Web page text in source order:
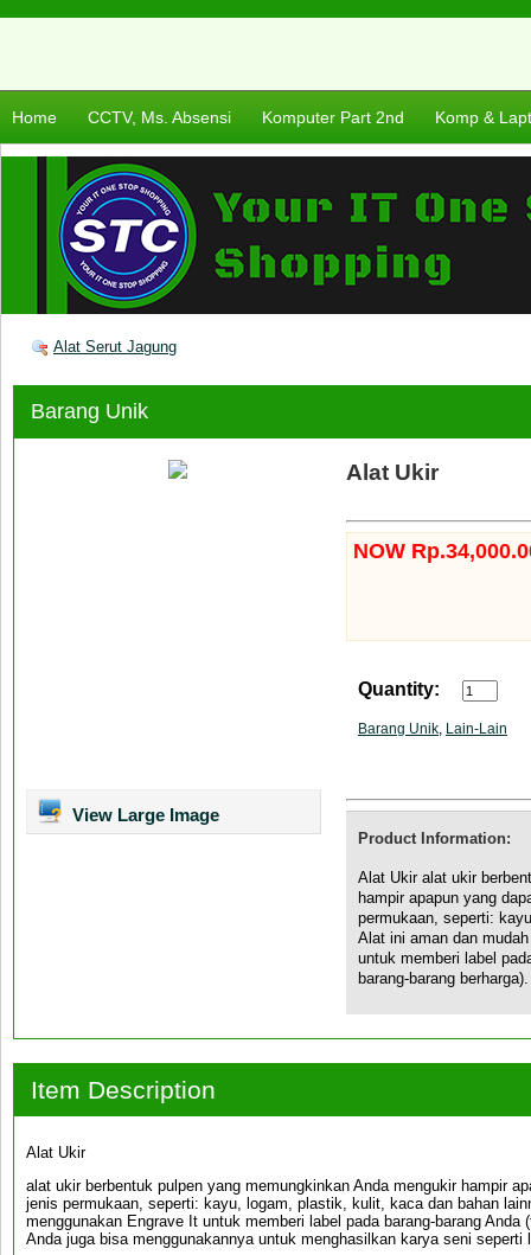
Home CCTV, Ms. Absensi Komputer Part 2nd Komp &
Alat Serut Jagung
Barang Unik
View Large Image
Alat Ukir
NOW
Quantity:
Barang Unik, Lain-Lain
Product Information:
Alat Ukir alat ukir
hampir apapun yang
permukaan, seperti:
Alat ini aman dan
untuk memberi label
barang-barang
Item Description
Alat Ukir
alat ukir berbentuk pulpen yang memungkinkan Anda mengukir hampir
jenis permukaan, seperti: kayu, logam, plastik, kulit, kaca dan bahan
menggunakan Engrave It untuk memberi label pada barang-barang Anda
Anda juga bisa menggunakannya untuk menghasilkan karya seni